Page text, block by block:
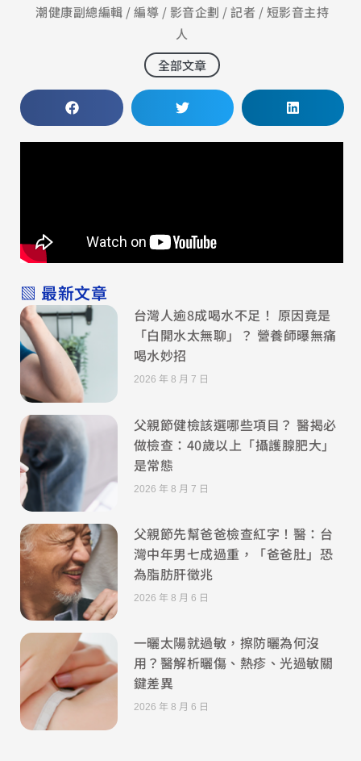
潮健康副總編輯 / 編導 / 影音企劃 / 記者 / 短影音主持
人
全部文章
▧ 最新文章
台灣人逾8成喝水不足！ 原因竟是
「白開水太無聊」？ 營養師曝無痛
喝水妙招
2026 年 8 月 7 日
父親節健檢該選哪些項目？ 醫揭必
做檢查：40歲以上「攝護腺肥大」
是常態
2026 年 8 月 7 日
父親節先幫爸爸檢查紅字！醫：台
灣中年男七成過重，「爸爸肚」恐
為脂肪肝徵兆
2026 年 8 月 6 日
一曬太陽就過敏，擦防曬為何沒
用？醫解析曬傷、熱疹、光過敏關
鍵差異
2026 年 8 月 6 日